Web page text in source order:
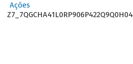
Ações
Z7_7QGCHA41L0RP906P422Q9Q0H04